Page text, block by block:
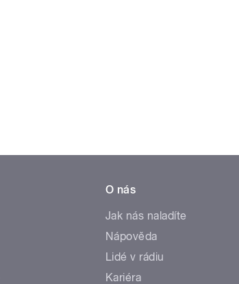
O nás
Jak nás naladíte
Nápověda
Lidé v rádiu
Kariéra